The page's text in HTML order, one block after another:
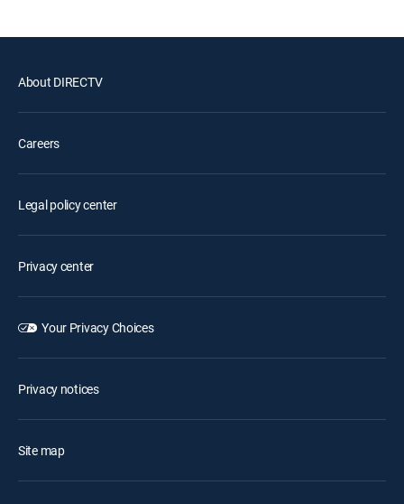
About DIRECTV
Careers
Legal policy center
Privacy center
Your Privacy Choices
Privacy notices
Site map